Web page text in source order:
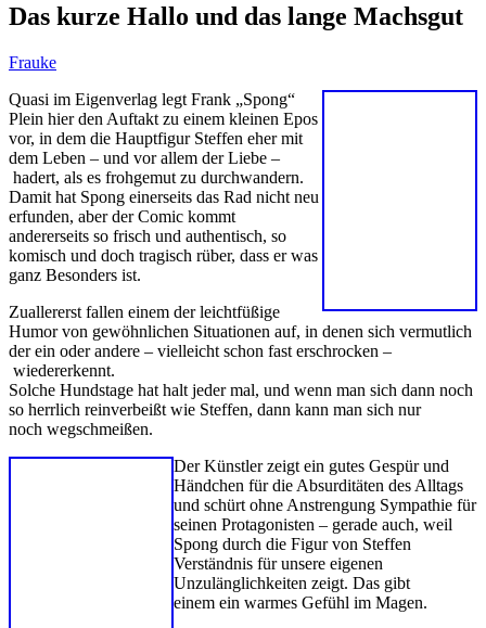
Das kurze Hallo und das lange Machsgut
Frauke
Quasi im Eigenverlag legt Frank „Spong“
Plein hier den Auftakt zu einem kleinen Epos
vor, in dem die Hauptfigur Steffen eher mit
dem Leben – und vor allem der Liebe –
hadert, als es frohgemut zu durchwandern.
Damit hat Spong einerseits das Rad nicht neu
erfunden, aber der Comic kommt
andererseits so frisch und authentisch, so
komisch und doch tragisch rüber, dass er was
ganz Besonders ist.
Zuallererst fallen einem der leichtfüßige
Humor von gewöhnlichen Situationen auf, in denen sich vermutlich
der ein oder andere – vielleicht schon fast erschrocken –
wiedererkennt.
Solche Hundstage hat halt jeder mal, und wenn man sich dann noch
so herrlich reinverbeißt wie Steffen, dann kann man sich nur
noch wegschmeißen.
Der Künstler zeigt ein gutes Gespür und
Händchen für die Absurditäten des Alltags
und schürt ohne Anstrengung Sympathie für
seinen Protagonisten – gerade auch, weil
Spong durch die Figur von Steffen
Verständnis für unsere eigenen
Unzulänglichkeiten zeigt. Das gibt
einem ein warmes Gefühl im Magen.